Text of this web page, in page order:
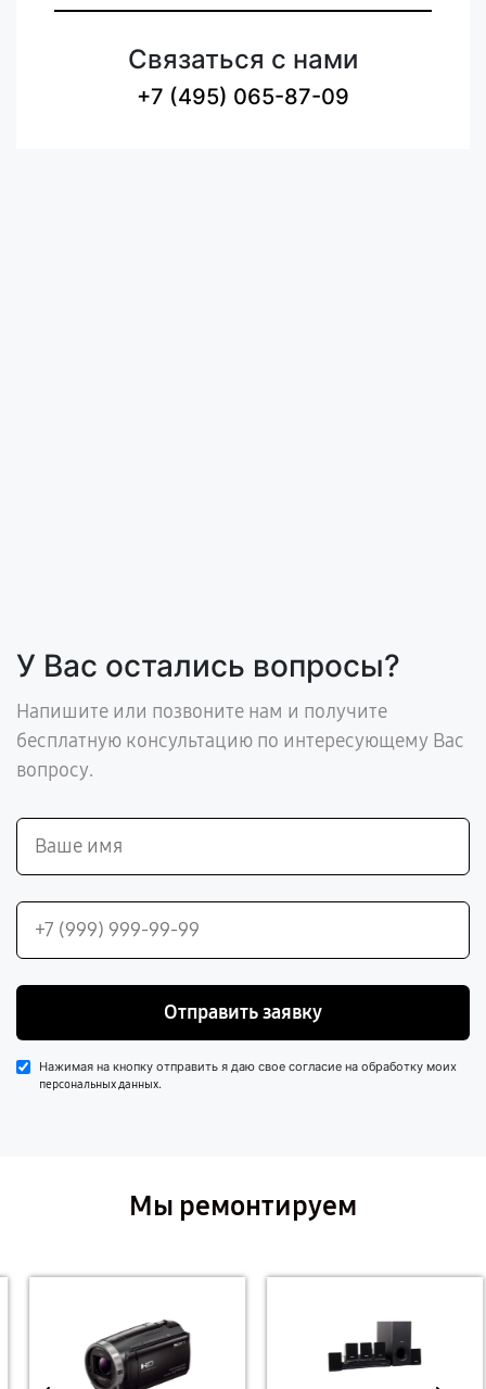
Связаться с нами
+7 (495) 065-87-09
У Вас остались вопросы?
Напишите или позвоните нам и получите
бесплатную консультацию по интересующему Вас
вопросу.
Отправить заявку
Нажимая на кнопку отправить я даю свое согласие на обработку моих
персональных данных.
Мы ремонтируем